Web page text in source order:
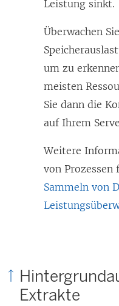
Leistung sinkt.
Überwachen
um zu
meisten
Sie dann die
auf Ihrem
Weitere
von Prozessen
Sammeln von
Extrakte